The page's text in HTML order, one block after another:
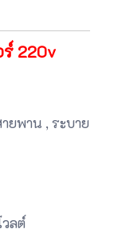
ร์ 220v
ยพาน , ระบาย
ลต์